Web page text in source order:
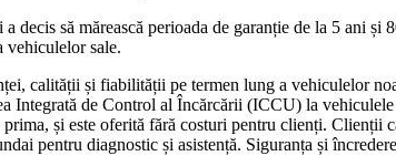
decis să mărească perioada de garanție de la 5 ani
vehiculelor sale.
calității și fiabilității pe termen lung a vehiculelor
Integrată de Control al Încărcării (ICCU) la
și este oferită fără costuri pentru clienți.
pentru diagnostic și asistență. Siguranța și